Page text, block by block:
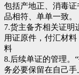
包括产地正、消毒
品相符、单单一致。
7.货主备齐相关证明
用证原件，付汇材
料
8.后续单证的管理。
务必要保留在自己